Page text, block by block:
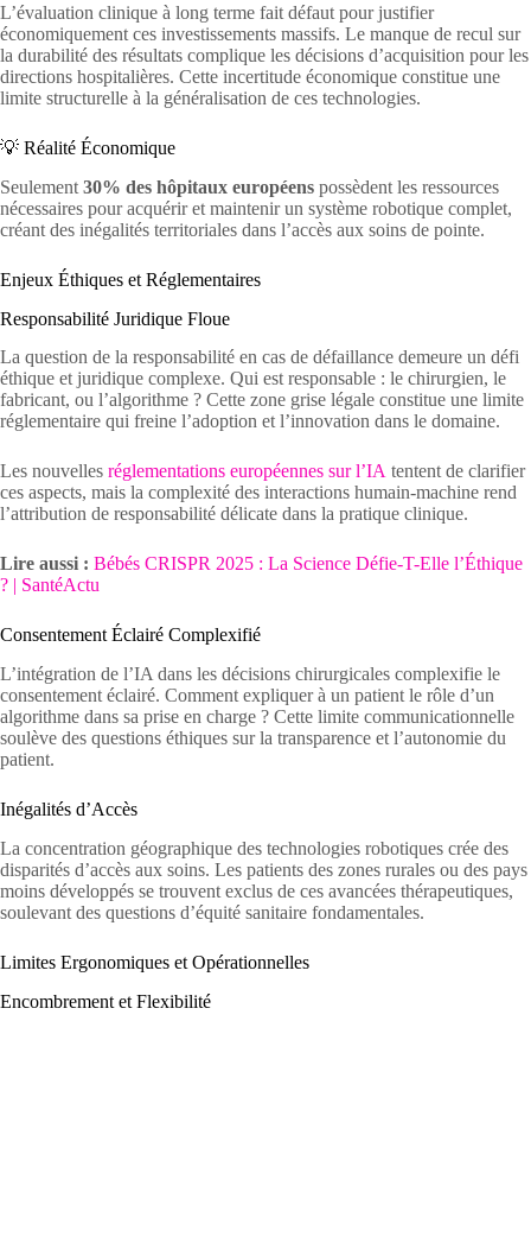
L’évaluation clinique à long terme fait défaut pour justifier
économiquement ces investissements massifs. Le manque de recul sur
la durabilité des résultats complique les décisions d’acquisition pour les
directions hospitalières. Cette incertitude économique constitue une
limite structurelle à la généralisation de ces technologies.
💡 Réalité Économique
Seulement 30% des hôpitaux européens possèdent les ressources
nécessaires pour acquérir et maintenir un système robotique complet,
créant des inégalités territoriales dans l’accès aux soins de pointe.
Enjeux Éthiques et Réglementaires
Responsabilité Juridique Floue
La question de la responsabilité en cas de défaillance demeure un défi
éthique et juridique complexe. Qui est responsable : le chirurgien, le
fabricant, ou l’algorithme ? Cette zone grise légale constitue une limite
réglementaire qui freine l’adoption et l’innovation dans le domaine.
Les nouvelles réglementations européennes sur l’IA tentent de clarifier
ces aspects, mais la complexité des interactions humain-machine rend
l’attribution de responsabilité délicate dans la pratique clinique.
Lire aussi : Bébés CRISPR 2025 : La Science Défie-T-Elle l’Éthique
? | SantéActu
Consentement Éclairé Complexifié
L’intégration de l’IA dans les décisions chirurgicales complexifie le
consentement éclairé. Comment expliquer à un patient le rôle d’un
algorithme dans sa prise en charge ? Cette limite communicationnelle
soulève des questions éthiques sur la transparence et l’autonomie du
patient.
Inégalités d’Accès
La concentration géographique des technologies robotiques crée des
disparités d’accès aux soins. Les patients des zones rurales ou des pays
moins développés se trouvent exclus de ces avancées thérapeutiques,
soulevant des questions d’équité sanitaire fondamentales.
Limites Ergonomiques et Opérationnelles
Encombrement et Flexibilité